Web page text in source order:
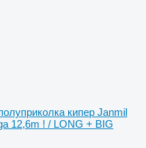
кипер Janmil
12,6m ! / LONG + BIG